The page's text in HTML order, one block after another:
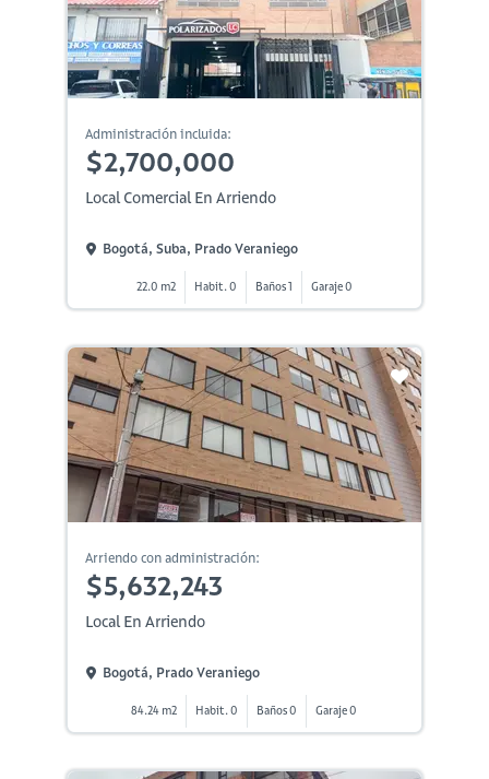
Administración incluida:
$2,700,000
Local Comercial En Arriendo
Bogotá, Suba, Prado Veraniego
22.0 m2 Habit. 0 Baños 1 Garaje 0
Arriendo con administración:
$5,632,243
Local En Arriendo
Bogotá, Prado Veraniego
84.24 m2 Habit. 0 Baños 0 Garaje 0